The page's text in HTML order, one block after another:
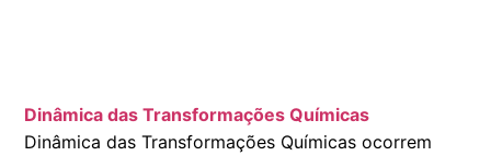
Dinâmica das Transformações Químicas
Dinâmica das Transformações Químicas ocorrem